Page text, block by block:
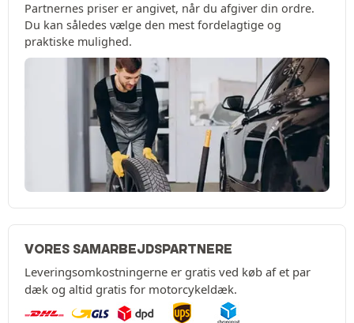
Partnernes priser er angivet, når du afgiver din ordre.
Du kan således vælge den mest fordelagtige og
praktiske mulighed.
VORES SAMARBEJDSPARTNERE
Leveringsomkostningerne er gratis ved køb af et par
dæk og altid gratis for motorcykeldæk.